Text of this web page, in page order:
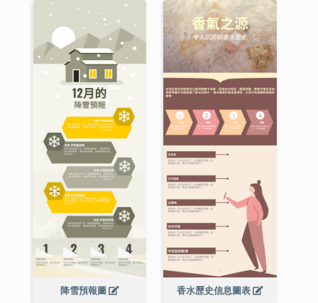
降雪預報圖 香水歷史信息圖表